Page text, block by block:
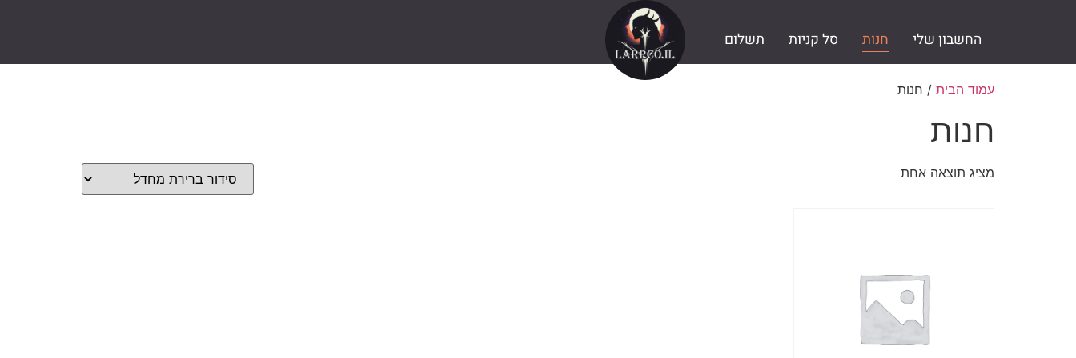
החשבון שלי חנות סל קניות תשלום
עמוד הבית / חנות
חנות
מציג תוצאה אחת